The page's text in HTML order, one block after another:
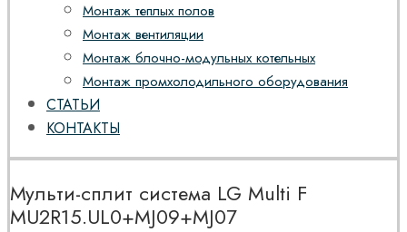
Монтаж теплых полов
Монтаж вентиляции
Монтаж блочно-модульных котельных
Монтаж промхолодильного оборудования
СТАТЬИ
КОНТАКТЫ
Мульти-сплит система LG Multi F
MU2R15.UL0+MJ09+MJ07